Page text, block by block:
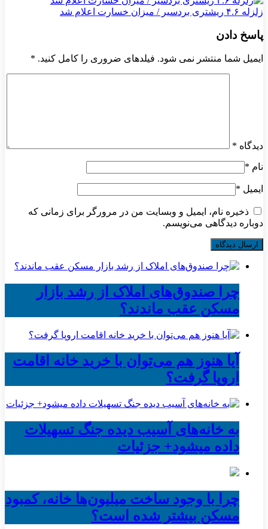
زلزله ۴.۶ ریشتری بردسیر / میزان خسارت اعلام شد
پاسخ دادن
ایمیل شما منتشر نمی شود. فیلدهای ضروری را کامل کنید. *
دیدگاه *
نام *
ایمیل *
ذخیره نام، ایمیل و وبسایت من در مرورگر برای زمانی که
دوباره دیدگاهی می‌نویسم.
چرا صندوق‌های املاک از رشد بازار
مسکن عقب ماندند؟
آیا هنوز هم می‌توان با خرید خانه اقامت
اروپا گرفت؟
به خانه‌های آسیب دیده جنگ تسهیلات
داده میشود+ جزئیات
چرا با وجود ساخت میلیون‌ها خانه، کمبود
مسکن بیشتر شده است؟